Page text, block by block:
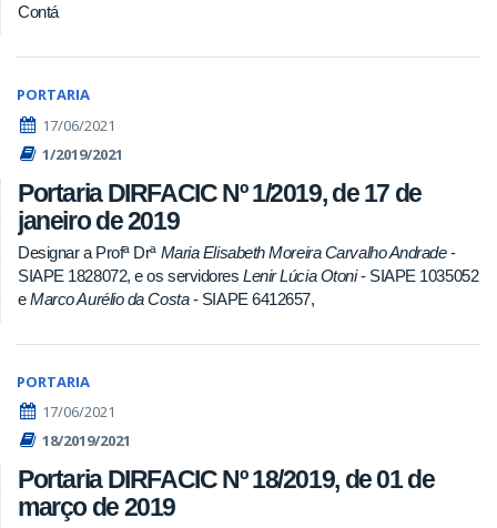
Contá
PORTARIA
17/06/2021
1/2019/2021
Portaria DIRFACIC Nº 1/2019, de 17 de
janeiro de 2019
Designar a Profª Drª Maria Elisabeth Moreira Carvalho Andrade-
SIAPE 1828072, e os servidoresLenir Lúcia Otoni- SIAPE 1035052
eMarco Aurélio da Costa- SIAPE 6412657,
PORTARIA
17/06/2021
18/2019/2021
Portaria DIRFACIC Nº 18/2019, de 01 de
março de 2019